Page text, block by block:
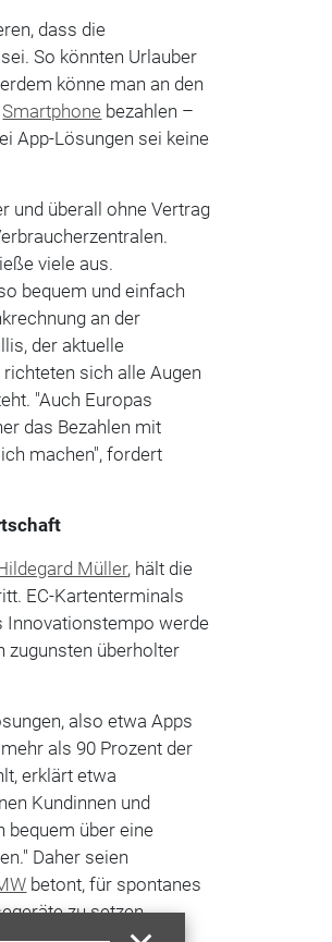
dass die
So könnten Urlauber
könne man an den
Smartphone bezahlen –
App-Lösungen sei keine
und überall ohne Vertrag
viele aus.
bequem und einfach
an der
der aktuelle
sich alle Augen
"Auch Europas
das Bezahlen mit
machen", fordert
Müller, hält die
EC-Kartenterminals
Innovationstempo werde
zugunsten überholter
also etwa Apps
als 90 Prozent der
erklärt etwa
Kundinnen und
bequem über eine
Daher seien
betont, für spontanes
zu setzen.